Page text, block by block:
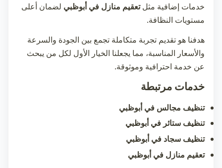
خدمات إضافية مثلتعقيم منازل في أبوظبي لضمان أعلى
مستويات النظافة.
هدفنا هو تقديم تجربة متكاملة تجمع بين الجودة والسرعة
والأسعار المناسبة، مما يجعلنا الخيار الأول لكل من يبحث
عن خدمة احترافية وموثوقة.
خدمات مرتبطة
تنظيف مجالس في أبوظبي
تنظيف ستائر في أبوظبي
تنظيف سجاد في أبوظبي
تعقيم منازل في أبوظبي